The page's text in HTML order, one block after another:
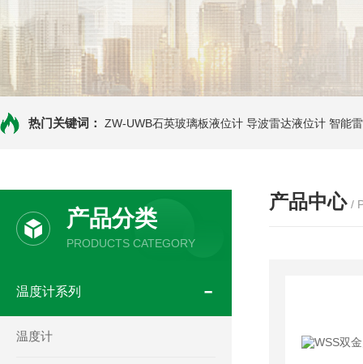
热门关键词： ZW-UWB石英玻璃板液位计 导波雷达液位计 智能
产品分类
PRODUCTS CATEGORY
温度计系列
温度计
产品中心 /